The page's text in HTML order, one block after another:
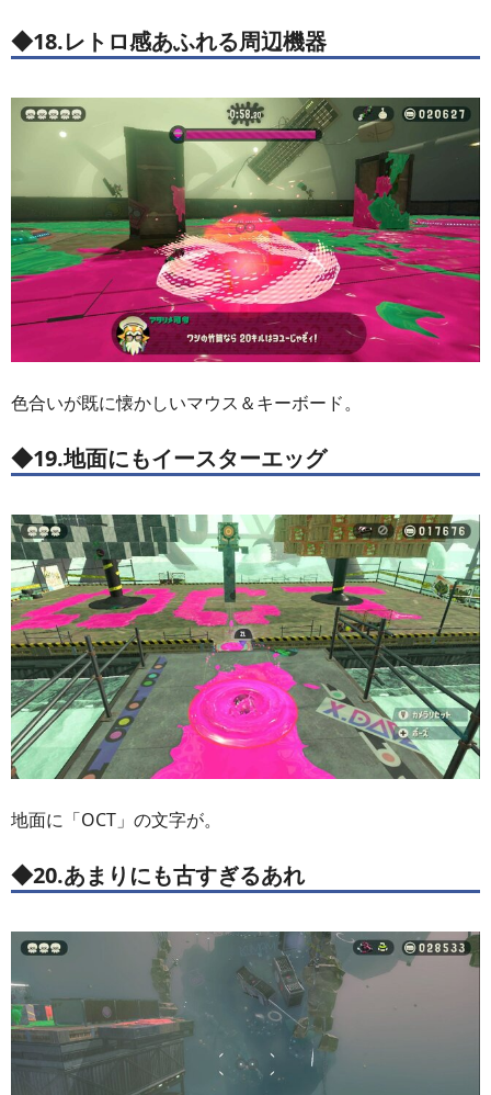
◆18.レトロ感あふれる周辺機器
色合いが既に懐かしいマウス＆キーボード。
◆19.地面にもイースターエッグ
地面に「OCT」の文字が。
◆20.あまりにも古すぎるあれ